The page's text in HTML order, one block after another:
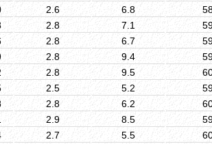
2.6 6.8
2.8 7.1
2.8 6.7
2.8 9.4
2.8 9.5
2.5 5.2
2.8 6.2
2.9 8.5
2.7 5.5